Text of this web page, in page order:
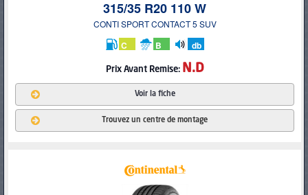
315/35 R20 110 W
CONTI SPORT CONTACT 5 SUV
C B db
Prix Avant Remise: N.D
Voir la fiche
Trouvez un centre de montage